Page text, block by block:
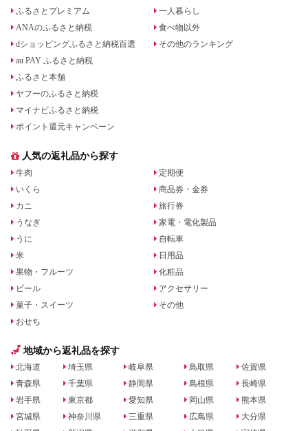
ふるさとプレミアム
ANAのふるさと納税
dショッピングふるさと納税百選
au PAY ふるさと納税
ふるさと本舗
ヤフーのふるさと納税
マイナビふるさと納税
ポイント還元キャンペーン
一人暮らし
食べ物以外
その他のランキング
人気の返礼品から探す
牛肉
いくら
カニ
うなぎ
うに
米
果物・フルーツ
ビール
菓子・スイーツ
おせち
定期便
商品券・金券
旅行券
家電・電化製品
自転車
日用品
化粧品
アクセサリー
その他
地域から返礼品を探す
北海道
青森県
岩手県
宮城県
埼玉県
千葉県
東京都
神奈川県
岐阜県
静岡県
愛知県
三重県
鳥取県
島根県
岡山県
広島県
佐賀県
長崎県
熊本県
大分県